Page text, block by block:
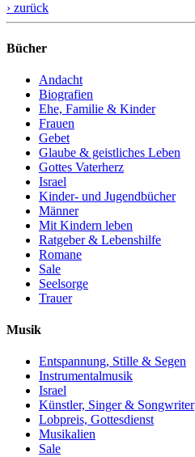
› zurück
Bücher
Andacht
Biografien
Ehe, Familie & Kinder
Frauen
Gebet
Glaube & geistliches Leben
Gottes Vaterherz
Israel
Kinder- und Jugendbücher
Männer
Mit Kindern leben
Ratgeber & Lebenshilfe
Romane
Sale
Seelsorge
Trauer
Musik
Entspannung, Stille & Segen
Instrumentalmusik
Israel
Künstler, Singer & Songwriter
Lobpreis, Gottesdienst
Musikalien
Sale